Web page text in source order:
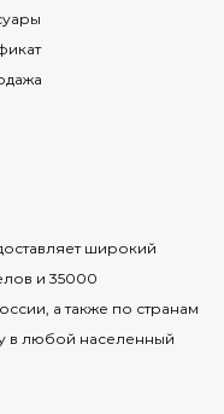
широкий
и 35000
а также по странам
в любой населенный